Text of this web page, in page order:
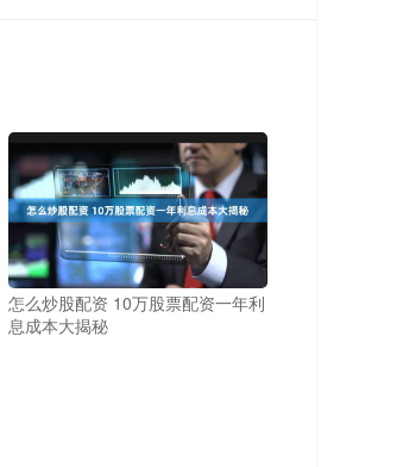
怎么炒股配资 10万股票配资一年利
息成本大揭秘